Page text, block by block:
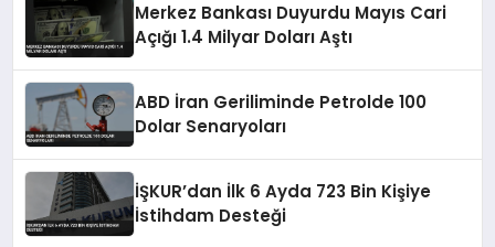
Merkez Bankası Duyurdu Mayıs Cari
Açığı 1.4 Milyar Doları Aştı
ABD İran Geriliminde Petrolde 100
Dolar Senaryoları
İŞKUR’dan İlk 6 Ayda 723 Bin Kişiye
İstihdam Desteği